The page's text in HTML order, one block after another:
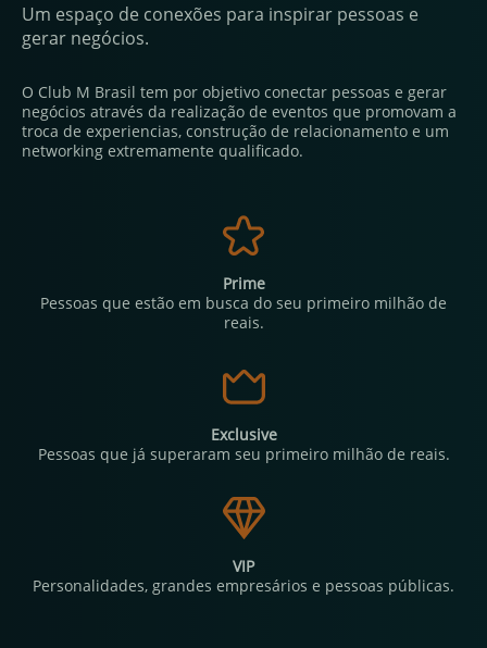
Um espaço de conexões para inspirar pessoas e
gerar negócios.
O Club M Brasil tem por objetivo conectar pessoas e gerar
negócios através da realização de eventos que promovam a
troca de experiencias, construção de relacionamento e um
networking extremamente qualificado.
Prime
Pessoas que estão em busca do seu primeiro milhão de
reais.
Exclusive
Pessoas que já superaram seu primeiro milhão de reais.
VIP
Personalidades, grandes empresários e pessoas públicas.